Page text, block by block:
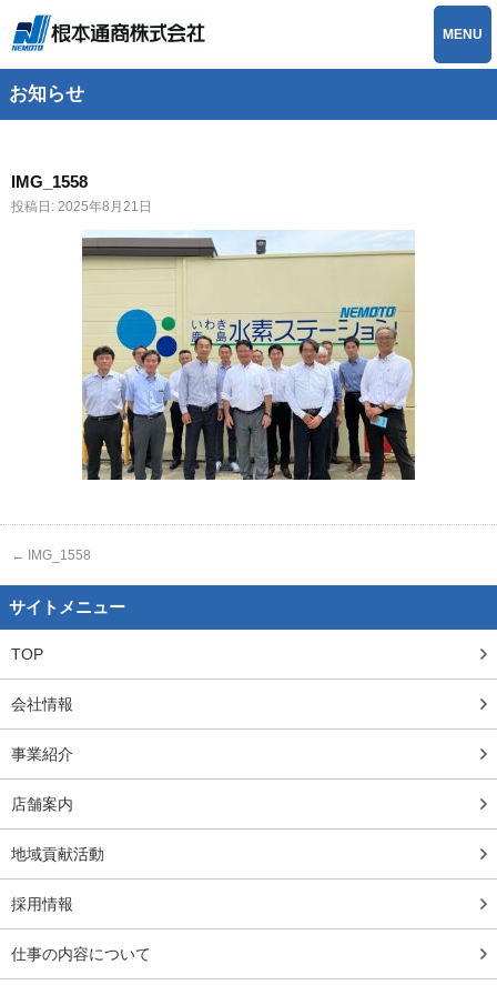
MENU
お知らせ
IMG_1558
投稿日: 2025年8月21日
← IMG_1558
サイトメニュー
TOP
会社情報
事業紹介
店舗案内
地域貢献活動
採用情報
仕事の内容について